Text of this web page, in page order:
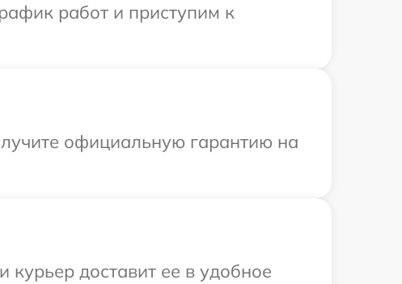
работ и приступим к
официальную гарантию на
доставит ее в удобное